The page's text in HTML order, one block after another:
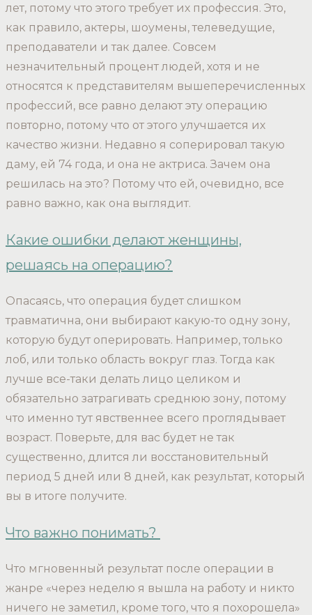
лет, потому что этого требует их профессия. Это,
как правило, актеры, шоумены, телеведущие,
преподаватели и так далее. Совсем
незначительный процент людей, хотя и не
относятся к представителям вышеперечисленных
профессий, все равно делают эту операцию
повторно, потому что от этого улучшается их
качество жизни. Недавно я соперировал такую
даму, ей 74 года, и она не актриса. Зачем она
решилась на это? Потому что ей, очевидно, все
равно важно, как она выглядит.
Какие ошибки делают женщины,
решаясь на операцию?
Опасаясь, что операция будет слишком
травматична, они выбирают какую-то одну зону,
которую будут оперировать. Например, только
лоб, или только область вокруг глаз. Тогда как
лучше все-таки делать лицо целиком и
обязательно затрагивать среднюю зону, потому
что именно тут явственнее всего проглядывает
возраст. Поверьте, для вас будет не так
существенно, длится ли восстановительный
период 5 дней или 8 дней, как результат, который
вы в итоге получите.
Что важно понимать?
Что мгновенный результат после операции в
жанре «через неделю я вышла на работу и никто
ничего не заметил, кроме того, что я похорошела»